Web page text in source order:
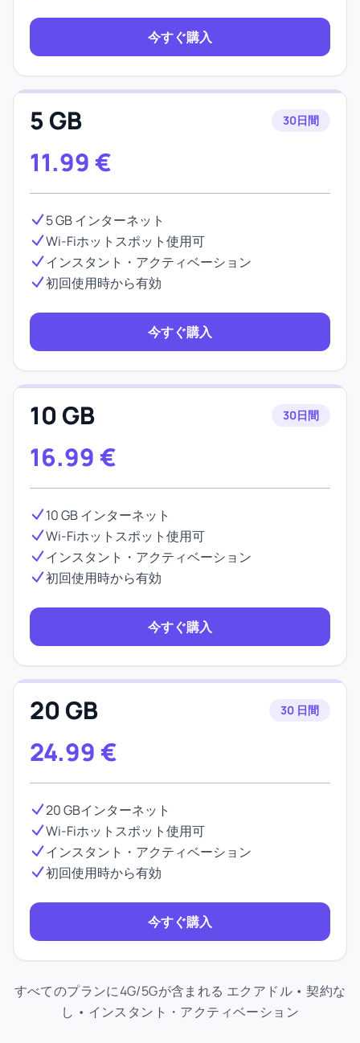
今すぐ購入
5 GB 30日間
11.99 €
5 GB インターネット
Wi-Fiホットスポット使用可
インスタント・アクティベーション
初回使用時から有効
今すぐ購入
10 GB 30日間
16.99 €
10 GB インターネット
Wi-Fiホットスポット使用可
インスタント・アクティベーション
初回使用時から有効
今すぐ購入
20 GB 30 日間
24.99 €
20 GBインターネット
Wi-Fiホットスポット使用可
インスタント・アクティベーション
初回使用時から有効
今すぐ購入
すべてのプランに4G/5Gが含まれる エクアドル • 契約な
し • インスタント・アクティベーション